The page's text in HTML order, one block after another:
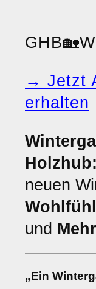
GHB🏡
→ Jetzt
erhalten
Holzhub:
neuen
und
„Ein